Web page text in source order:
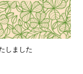
しました